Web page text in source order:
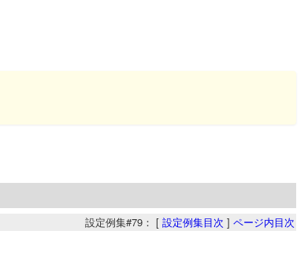
設定例集#79： [ 設定例集目次 ] ページ内目次